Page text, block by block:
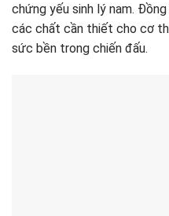
chứng yếu sinh lý nam.
các chất cần thiết cho cơ
sức bền trong chiến đấu.